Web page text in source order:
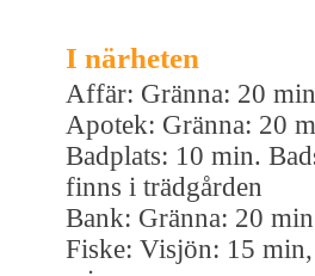
I närheten
Affär: Gränna: 20
Apotek: Gränna: 20
Badplats: 10 min.
finns i trädgården
Bank: Gränna: 20
Fiske: Visjön: 15